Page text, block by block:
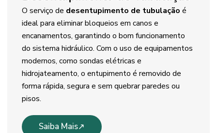
O serviço de desentupimento de tubulação é
ideal para eliminar bloqueios em canos e
encanamentos, garantindo o bom funcionamento
do sistema hidráulico. Com o uso de equipamentos
modernos, como sondas elétricas e
hidrojateamento, o entupimento é removido de
forma rápida, segura e sem quebrar paredes ou
pisos.
Saiba Mais